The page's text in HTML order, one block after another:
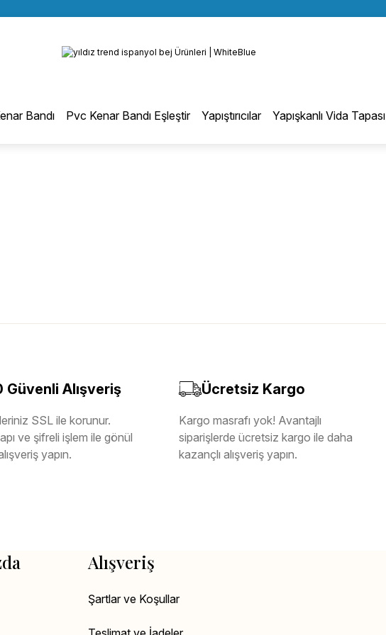
BÜTÜN ALIŞVERİŞLERİNİZDE KARGO BEDAVA!
KREDİ KARTINA 6 TAKSİT SEÇENEĞİ
Bandı Pvc Kenar Bandı Eşleştir Yapıştırıcılar Yapışkanlı Vida Tapası
Güvenli Alışveriş
SSL ile korunur.
ve şifreli işlem ile gönül
yapın.
Ücretsiz Kargo
Kargo masrafı yok! Avantajlı
siparişlerde ücretsiz kargo ile daha
kazançlı alışveriş yapın.
Alışveriş
Şartlar ve Koşullar